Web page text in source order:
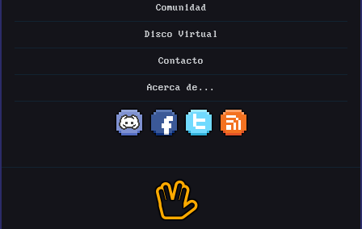
Comunidad
Disco Virtual
Contacto
Acerca de...